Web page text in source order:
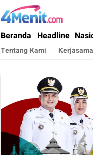
4menit.com
Mengungkap Kisah, Setiap
Beranda Headline
Tentang Kami Kerjasama